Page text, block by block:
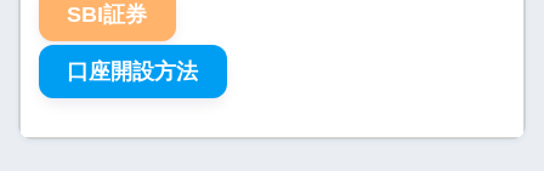
SBI証券
口座開設方法